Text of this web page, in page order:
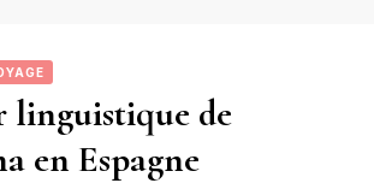
linguistique de
en Espagne